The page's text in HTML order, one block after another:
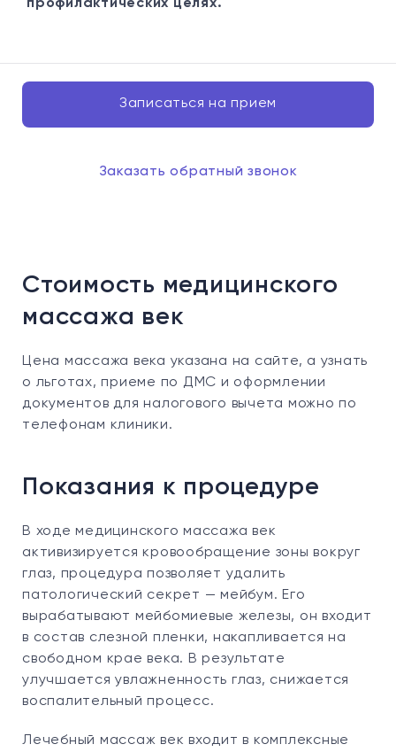
профилактических целях.
Записаться на прием
Заказать обратный звонок
Стоимость медицинского
массажа век
Цена массажа века указана на сайте, а узнать
о льготах, приеме по ДМС и оформлении
документов для налогового вычета можно по
телефонам клиники.
Показания к процедуре
В ходе медицинского массажа век
активизируется кровообращение зоны вокруг
глаз, процедура позволяет удалить
патологический секрет — мейбум. Его
вырабатывают мейбомиевые железы, он входит
в состав слезной пленки, накапливается на
свободном крае века. В результате
улучшается увлажненность глаз, снижается
воспалительный процесс.
Лечебный массаж век входит в комплексные